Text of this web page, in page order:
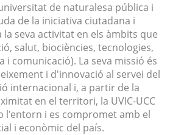
de naturalesa pública i
de la iniciativa ciutadana i
seva activitat en els àmbits que
salut, biociències, tecnologies,
i comunicació). La seva missió és
i d'innovació al servei del
internacional i, a partir de la
en el territori, la UVIC-UCC
l'entorn i es compromet amb el
i econòmic del país.